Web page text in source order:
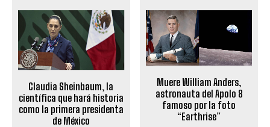
Claudia Sheinbaum, la
científica que hará historia
como la primera presidenta
de México
Muere William Anders,
astronauta del Apolo 8
famoso por la foto
“Earthrise”